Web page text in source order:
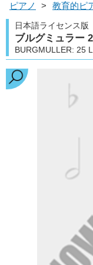
ピアノ > 教育的ピ
日本語ライセンス版
ブルグミュラー
BURGMULLER: 25